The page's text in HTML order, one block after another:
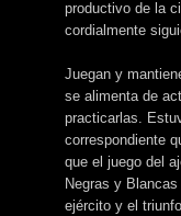
productivo de la
cordialmente
Juegan y
se alimenta de
practicarlas.
correspondiente
que el juego del
Negras y
ejército y el